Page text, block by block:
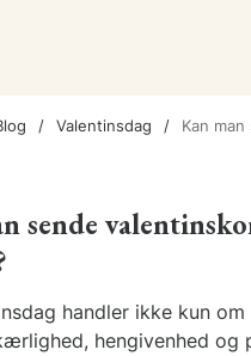
Valentinsdag
Kan
sende
handler ikke kun
hengivenhed og